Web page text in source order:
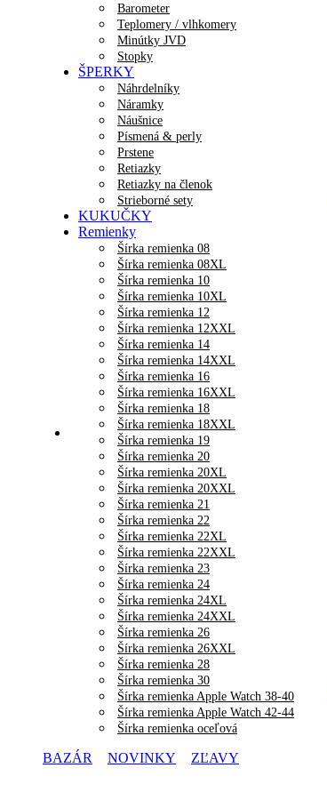
Barometer
Teplomery / vlhkomery
Minútky JVD
Stopky
ŠPERKY
Náhrdelníky
Náramky
Náušnice
Písmená & perly
Prstene
Retiazky
Retiazky na členok
Strieborné sety
KUKUČKY
Remienky
Šírka remienka 08
Šírka remienka 08XL
Šírka remienka 10
Šírka remienka 10XL
Šírka remienka 12
Šírka remienka 12XXL
Šírka remienka 14
Šírka remienka 14XXL
Šírka remienka 16
Šírka remienka 16XXL
Šírka remienka 18
Šírka remienka 18XXL
Šírka remienka 19
Šírka remienka 20
Šírka remienka 20XL
Šírka remienka 20XXL
Šírka remienka 21
Šírka remienka 22
Šírka remienka 22XL
Šírka remienka 22XXL
Šírka remienka 23
Šírka remienka 24
Šírka remienka 24XL
Šírka remienka 24XXL
Šírka remienka 26
Šírka remienka 26XXL
Šírka remienka 28
Šírka remienka 30
Šírka remienka Apple Watch 38-40
Šírka remienka Apple Watch 42-44
Šírka remienka oceľová
BAZÁR NOVINKY ZĽAVY